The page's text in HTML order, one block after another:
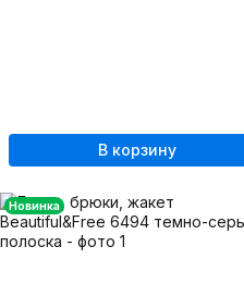
В корзину
Новинка